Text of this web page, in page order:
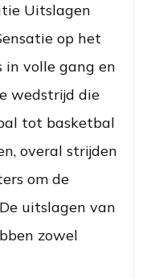
Uitslagen
op het
in volle gang en
wedstrijd die
tot basketbal
overal strijden
om de
uitslagen van
zowel